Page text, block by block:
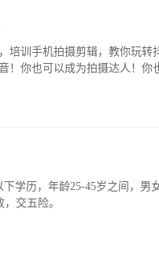
培训手机拍摄剪辑，教你玩转
！你也可以成为拍摄达人！你
学历，年龄25-45岁之间，男
交五险。